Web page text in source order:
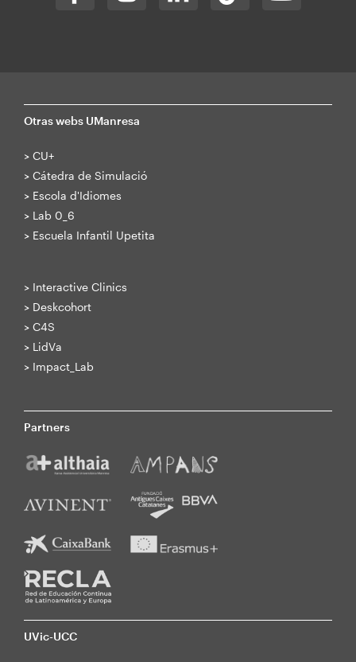
Otras webs UManresa
> CU+
> Cátedra de Simulació
> Escola d'Idiomes
> Lab 0_6
> Escuela Infantil Upetita
> Interactive Clinics
> Deskcohort
> C4S
> LidVa
> Impact_Lab
Partners
UVic-UCC